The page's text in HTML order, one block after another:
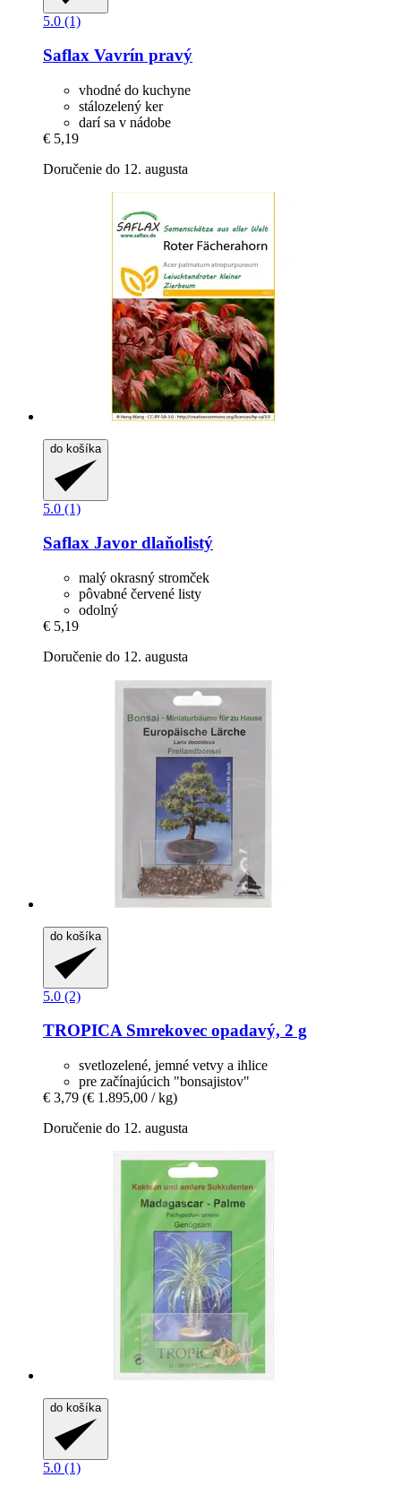
5.0 (1)
Saflax Vavrín pravý
vhodné do kuchyne
stálozelený ker
darí sa v nádobe
€ 5,19
Doručenie do 12. augusta
do košíka
5.0 (1)
Saflax Javor dlaňolistý
malý okrasný stromček
pôvabné červené listy
odolný
€ 5,19
Doručenie do 12. augusta
do košíka
5.0 (2)
TROPICASmrekovec opadavý, 2 g
svetlozelené, jemné vetvy a ihlice
pre začínajúcich "bonsajistov"
€ 3,79 (€ 1.895,00 / kg)
Doručenie do 12. augusta
do košíka
5.0 (1)